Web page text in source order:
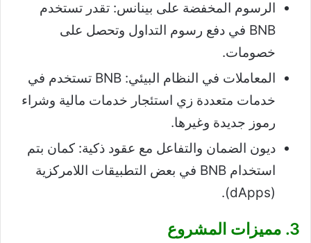
الرسوم المخفضة على بينانس: تقدر تستخدم
BNB في دفع رسوم التداول وتحصل على
خصومات.
المعاملات في النظام البيئي: BNB تستخدم في
خدمات متعددة زي استئجار خدمات مالية وشراء
رموز جديدة وغيرها.
ديون الضمان والتفاعل مع عقود ذكية: كمان بتم
استخدام BNB في بعض التطبيقات اللامركزية
(dApps).
3. مميزات المشروع